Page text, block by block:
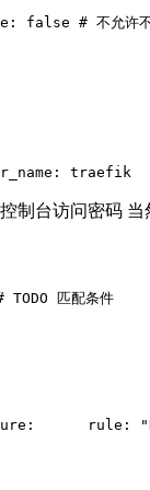
false # 不允许不
traefik
制台访问密码
TODO 匹配条件
rule: